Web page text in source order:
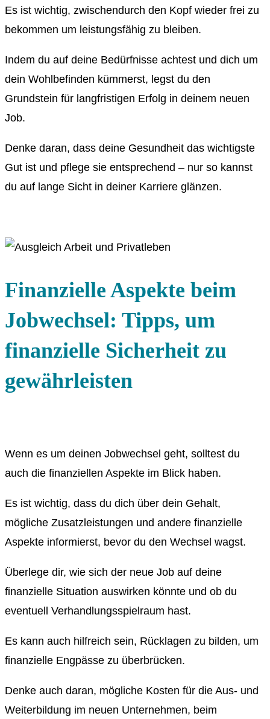
Es ist wichtig, zwischendurch den Kopf wieder frei zu
bekommen um leistungsfähig zu bleiben.
Indem du auf deine Bedürfnisse achtest und dich um
dein Wohlbefinden kümmerst, legst du den
Grundstein für langfristigen Erfolg in deinem neuen
Job.
Denke daran, dass deine Gesundheit das wichtigste
Gut ist und pflege sie entsprechend – nur so kannst
du auf lange Sicht in deiner Karriere glänzen.
Finanzielle Aspekte beim
Jobwechsel: Tipps, um
finanzielle Sicherheit zu
gewährleisten
Wenn es um deinen Jobwechsel geht, solltest du
auch die finanziellen Aspekte im Blick haben.
Es ist wichtig, dass du dich über dein Gehalt,
mögliche Zusatzleistungen und andere finanzielle
Aspekte informierst, bevor du den Wechsel wagst.
Überlege dir, wie sich der neue Job auf deine
finanzielle Situation auswirken könnte und ob du
eventuell Verhandlungsspielraum hast.
Es kann auch hilfreich sein, Rücklagen zu bilden, um
finanzielle Engpässe zu überbrücken.
Denke auch daran, mögliche Kosten für die Aus- und
Weiterbildung im neuen Unternehmen, beim